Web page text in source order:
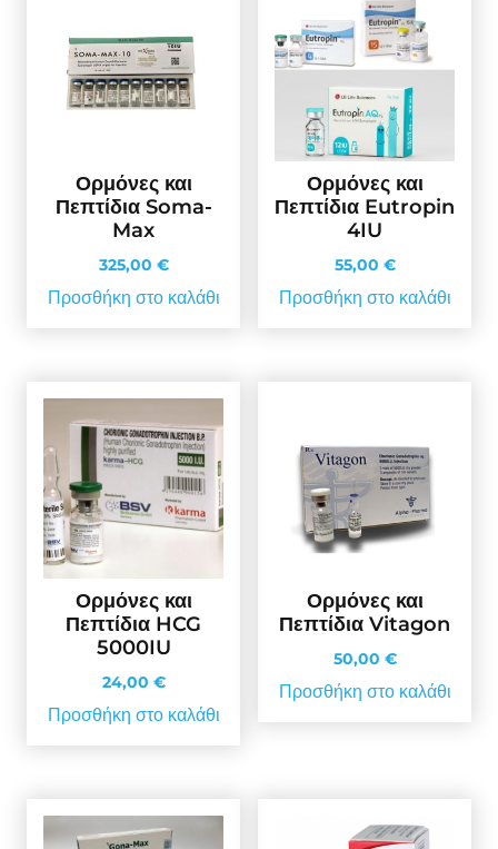
Ορμόνες και
Πεπτίδια Soma-
Max
325,00 €
Προσθήκη στο καλάθι
Ορμόνες και
Πεπτίδια Eutropin
4IU
55,00 €
Προσθήκη στο καλάθι
Ορμόνες και
Πεπτίδια HCG
5000IU
24,00 €
Προσθήκη στο καλάθι
Ορμόνες και
Πεπτίδια Vitagon
50,00 €
Προσθήκη στο καλάθι